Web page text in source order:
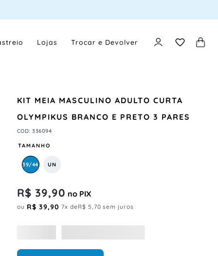
Lojas Trocar e Devolver
KIT MEIA MASCULINO ADULTO CURTA
OLYMPIKUS BRANCO E PRETO 3 PARES
COD:336094
TAMANHO
39/44 UN
R$ 39,90 no PIX
ou R$ 39,90 7x deR$ 5, 70 sem juros